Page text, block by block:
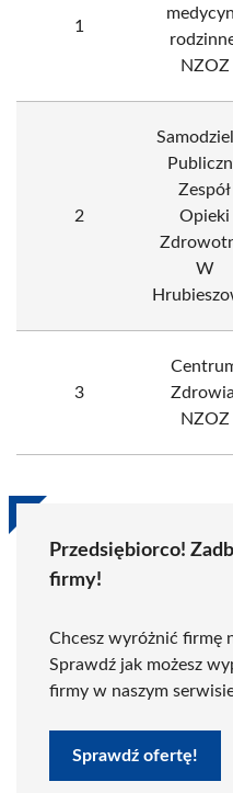
1
NZOZ
2
Zespół
Opieki
W
3
NZOZ
Przedsiębiorco!
firmy!
Chcesz wyróżnić firmę
Sprawdź jak możesz
firmy w naszym
Sprawdź ofertę!